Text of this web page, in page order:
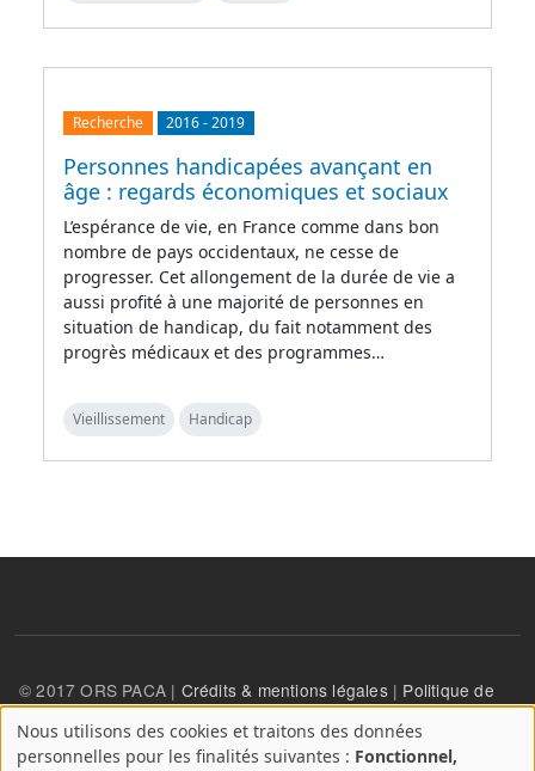
Recherche 2016-2019
Personnes handicapées avançant en
âge : regards économiques et sociaux
L’espérance de vie, en France comme dans bon
nombre de pays occidentaux, ne cesse de
progresser. Cet allongement de la durée de vie a
aussi profité à une majorité de personnes en
situation de handicap, du fait notamment des
progrès médicaux et des programmes…
Vieillissement Handicap
© 2017 ORS PACA | Crédits & mentions légales| Politique de
confidentialité
A
Nous utilisons des cookies et traitons des données
personnelles pour les finalités suivantes : Fonctionnel,